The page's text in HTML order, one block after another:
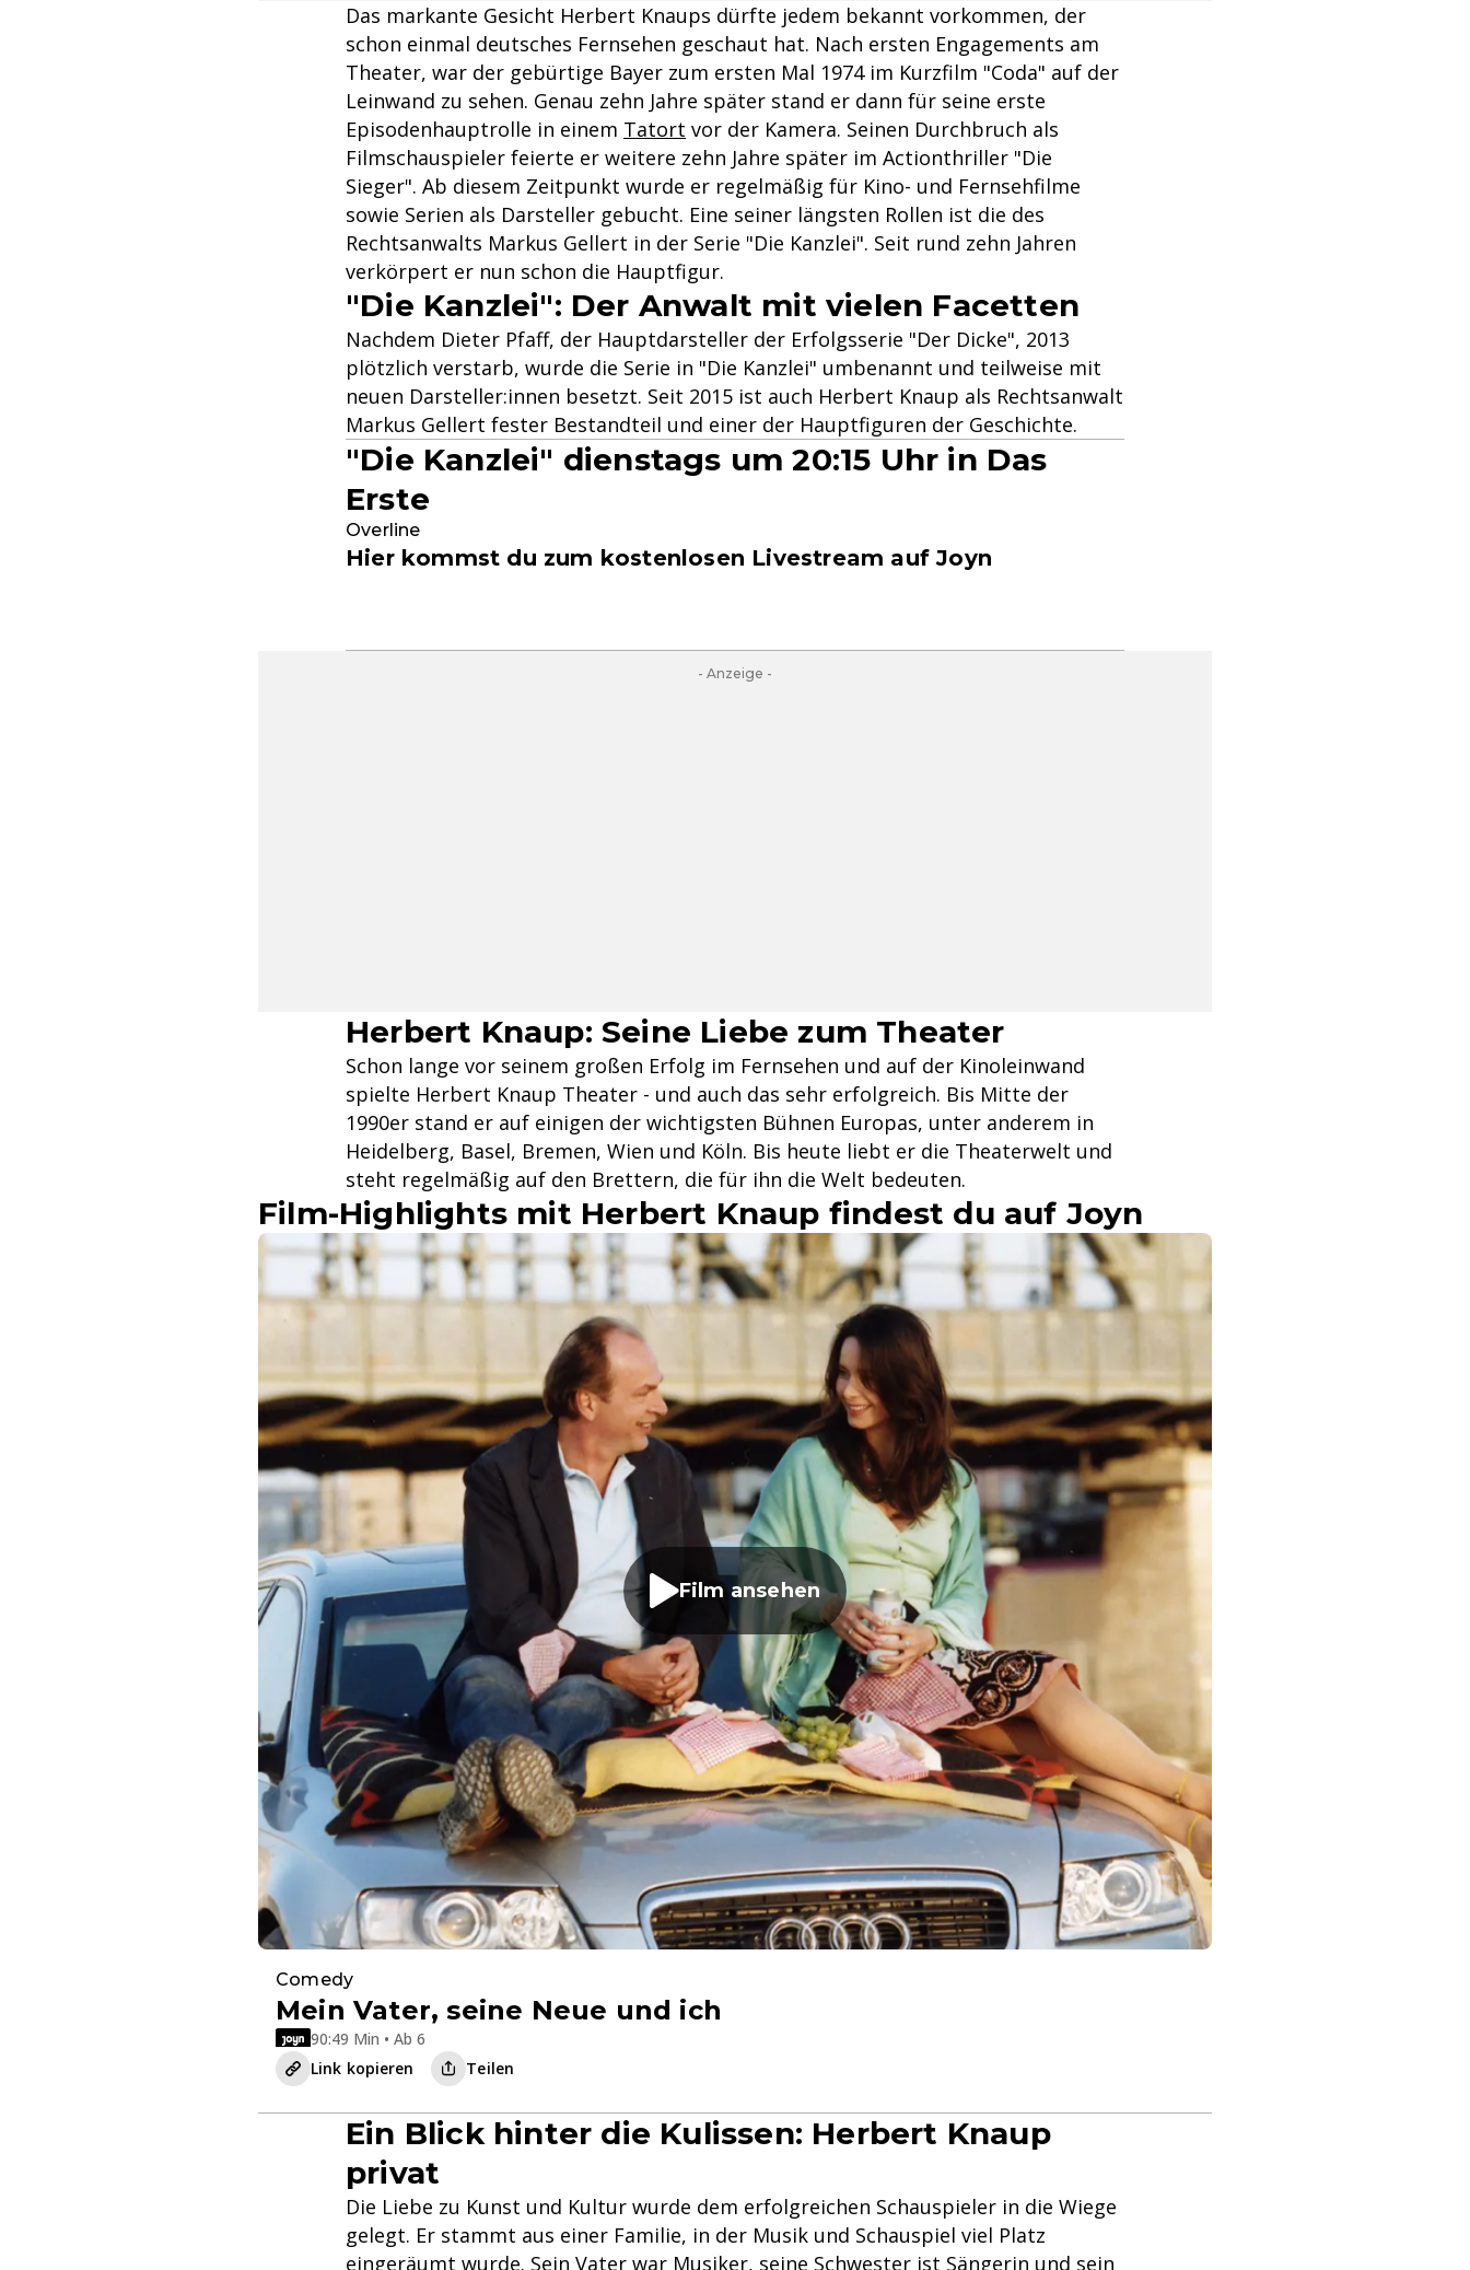
Das markante Gesicht Herbert Knaups dürfte jedem bekannt vorkommen, der
schon einmal deutsches Fernsehen geschaut hat. Nach ersten Engagements am
Theater, war der gebürtige Bayer zum ersten Mal 1974 im Kurzfilm "Coda" auf der
Leinwand zu sehen. Genau zehn Jahre später stand er dann für seine erste
Episodenhauptrolle in einem Tatort vor der Kamera. Seinen Durchbruch als
Filmschauspieler feierte er weitere zehn Jahre später im Actionthriller "Die
Sieger". Ab diesem Zeitpunkt wurde er regelmäßig für Kino- und Fernsehfilme
sowie Serien als Darsteller gebucht. Eine seiner längsten Rollen ist die des
Rechtsanwalts Markus Gellert in der Serie "Die Kanzlei". Seit rund zehn Jahren
verkörpert er nun schon die Hauptfigur.
"Die Kanzlei": Der Anwalt mit vielen Facetten
Nachdem Dieter Pfaff, der Hauptdarsteller der Erfolgsserie "Der Dicke", 2013
plötzlich verstarb, wurde die Serie in "Die Kanzlei" umbenannt und teilweise mit
neuen Darsteller:innen besetzt. Seit 2015 ist auch Herbert Knaup als Rechtsanwalt
Markus Gellert fester Bestandteil und einer der Hauptfiguren der Geschichte.
"Die Kanzlei" dienstags um 20:15 Uhr in Das
Erste
Overline
Hier kommst du zum kostenlosen Livestream auf Joyn
- Anzeige -
Herbert Knaup: Seine Liebe zum Theater
Schon lange vor seinem großen Erfolg im Fernsehen und auf der Kinoleinwand
spielte Herbert Knaup Theater - und auch das sehr erfolgreich. Bis Mitte der
1990er stand er auf einigen der wichtigsten Bühnen Europas, unter anderem in
Heidelberg, Basel, Bremen, Wien und Köln. Bis heute liebt er die Theaterwelt und
steht regelmäßig auf den Brettern, die für ihn die Welt bedeuten.
Film-Highlights mit Herbert Knaup findest du auf Joyn
Film ansehen
Comedy
Mein Vater, seine Neue und ich
90:49 Min • Ab 6
Link kopieren
Teilen
Ein Blick hinter die Kulissen: Herbert Knaup
privat
Die Liebe zu Kunst und Kultur wurde dem erfolgreichen Schauspieler in die Wiege
gelegt. Er stammt aus einer Familie, in der Musik und Schauspiel viel Platz
eingeräumt wurde. Sein Vater war Musiker, seine Schwester ist Sängerin und sein